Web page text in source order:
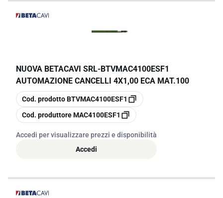
NUOVA BETACAVI SRL-BTVMAC4100ESF1
AUTOMAZIONE CANCELLI 4X1,00 ECA MAT.100
copia
Cod. prodottoBTVMAC4100ESF1
copia
Cod. produttoreMAC4100ESF1
Accedi per visualizzare prezzi e disponibilità
Accedi